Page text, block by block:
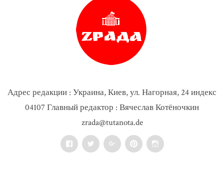
Адрес редакции : Украина, Киев, ул. Нагорная, 24 индекс
04107 Главный редактор : Вячеслав Котёночкин
zrada@tutanota.de
FacebookTwitter Google+PinterestInstagram